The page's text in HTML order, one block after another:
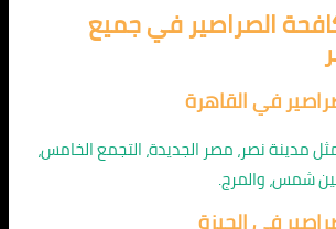
الصراصير في جميع
في القاهرة
مدينة نصر، مصر الجديدة، التجمع الخامس،
شمس، والمرج.